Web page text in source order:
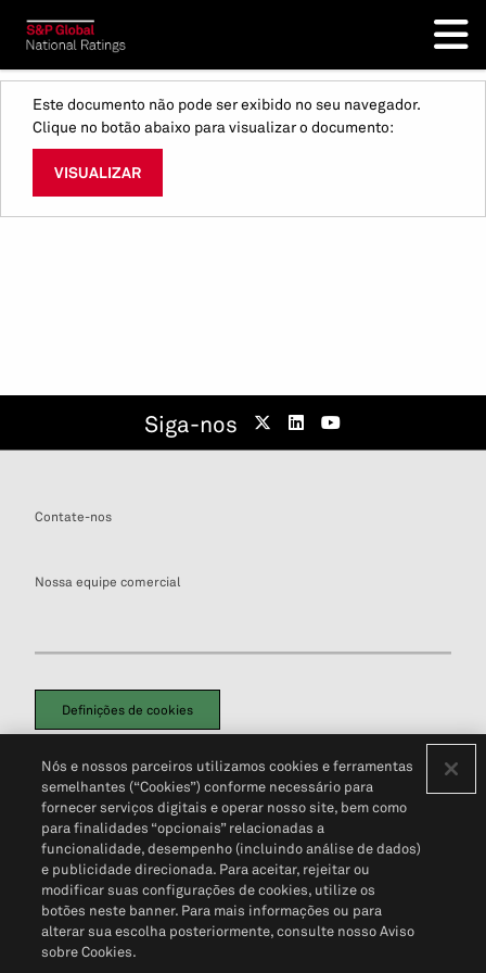
Este documento não pode ser exibido no seu navegador.
Clique no botão abaixo para visualizar o documento:
VISUALIZAR
Siga-nos
Contate-nos
Nossa equipe comercial
Definições de cookies
Política de PrivacidadePortal de privacidade do cliente (em inglês)
Não Venda Minhas Informações Pessoais© 2026 S&P Global
Nós e nossos parceiros utilizamos cookies e ferramentas
semelhantes (“Cookies”) conforme necessário para
fornecer serviços digitais e operar nosso site, bem como
para finalidades “opcionais” relacionadas a
funcionalidade, desempenho (incluindo análise de dados)
e publicidade direcionada. Para aceitar, rejeitar ou
modificar suas configurações de cookies, utilize os
botões neste banner. Para mais informações ou para
alterar sua escolha posteriormente, consulte nosso Aviso
sobre Cookies.